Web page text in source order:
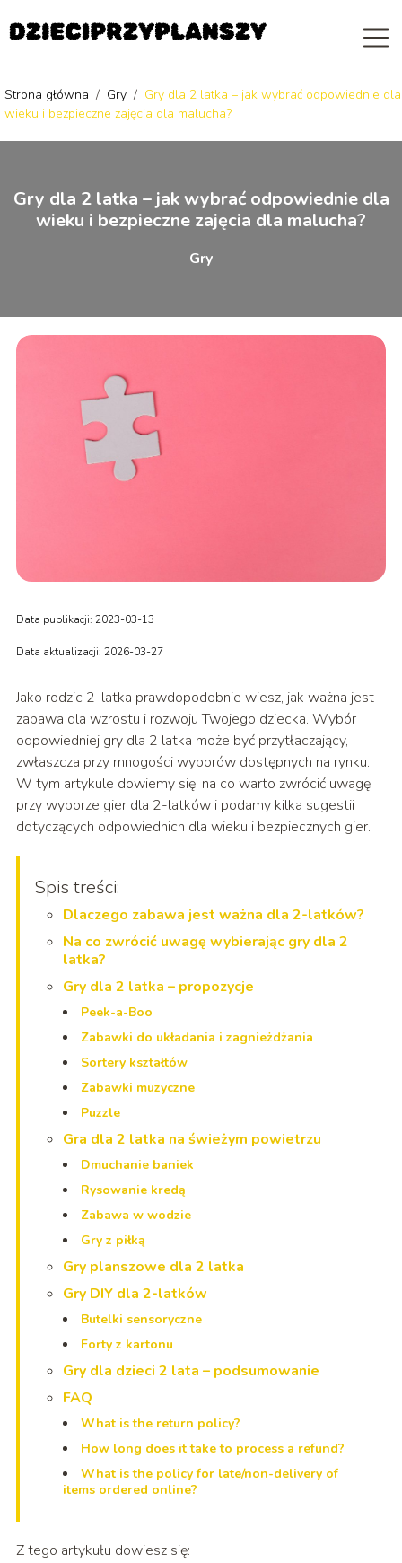
Strona główna / Gry / Gry dla 2 latka – jak wybrać odpowiednie dla
wieku i bezpieczne zajęcia dla malucha?
Gry dla 2 latka – jak wybrać odpowiednie dla
wieku i bezpieczne zajęcia dla malucha?
Gry
Data publikacji: 2023-03-13
Data aktualizacji: 2026-03-27
Jako rodzic 2-latka prawdopodobnie wiesz, jak ważna jest
zabawa dla wzrostu i rozwoju Twojego dziecka. Wybór
odpowiedniej gry dla 2 latka może być przytłaczający,
zwłaszcza przy mnogości wyborów dostępnych na rynku.
W tym artykule dowiemy się, na co warto zwrócić uwagę
przy wyborze gier dla 2-latków i podamy kilka sugestii
dotyczących odpowiednich dla wieku i bezpiecznych gier.
Spis treści:
Dlaczego zabawa jest ważna dla 2-latków?
Na co zwrócić uwagę wybierając gry dla 2
latka?
Gry dla 2 latka – propozycje
Peek-a-Boo
Zabawki do układania i zagnieżdżania
Sortery kształtów
Zabawki muzyczne
Puzzle
Gra dla 2 latka na świeżym powietrzu
Dmuchanie baniek
Rysowanie kredą
Zabawa w wodzie
Gry z piłką
Gry planszowe dla 2 latka
Gry DIY dla 2-latków
Butelki sensoryczne
Forty z kartonu
Gry dla dzieci 2 lata – podsumowanie
FAQ
What is the return policy?
How long does it take to process a refund?
What is the policy for late/non-delivery of
items ordered online?
Z tego artykułu dowiesz się: